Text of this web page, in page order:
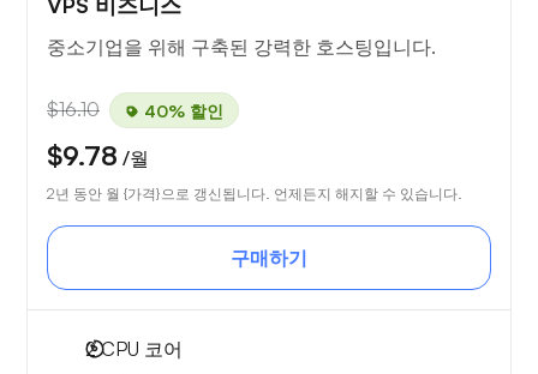
중소기업을 위해 구축된 강력한 호스팅입니다.
$16.10 40% 할인
$9.78 /월
2년 동안 월 {가격}으로 갱신됩니다. 언제든지 해지할 수 있습니다.
구매하기
2CPU 코어